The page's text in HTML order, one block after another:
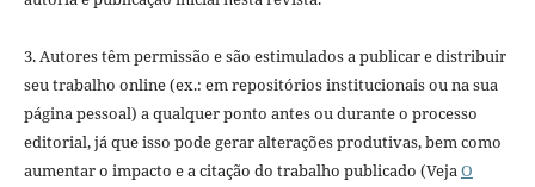
3. Autores têm permissão e são estimulados a publicar e distribuir
seu trabalho online (ex.: em repositórios institucionais ou na sua
página pessoal) a qualquer ponto antes ou durante o processo
editorial, já que isso pode gerar alterações produtivas, bem como
aumentar o impacto e a citação do trabalho publicado (Veja O